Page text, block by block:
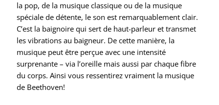
la pop, de la musique classique ou de la musique
spéciale de détente, le son est remarquablement clair.
C’est la baignoire qui sert de haut-parleur et transmet
les vibrations au baigneur. De cette manière, la
musique peut être perçue avec une intensité
surprenante – via l’oreille mais aussi par chaque fibre
du corps. Ainsi vous ressentirez vraiment la musique
de Beethoven!